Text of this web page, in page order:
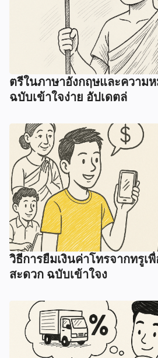
ตรีในภาษาอังกฤษและความ
ฉบับเข้าใจง่าย อัปเดตล่
วิธีการยืมเงินค่าโทรจากทรูเ
สะดวก ฉบับเข้าใจง